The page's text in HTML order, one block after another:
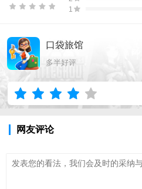
1
口袋旅馆
多半好评
网友评论